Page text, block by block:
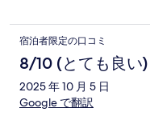
宿泊者限定の口コミ
8/10 (とても良い)
2025 年 10 月 5 日
Google で翻訳